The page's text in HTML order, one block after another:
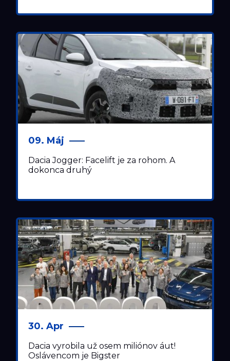
09. Máj
Dacia Jogger: Facelift je za rohom. A
dokonca druhý
30. Apr
Dacia vyrobila už osem miliónov áut!
Oslávencom je Bigster